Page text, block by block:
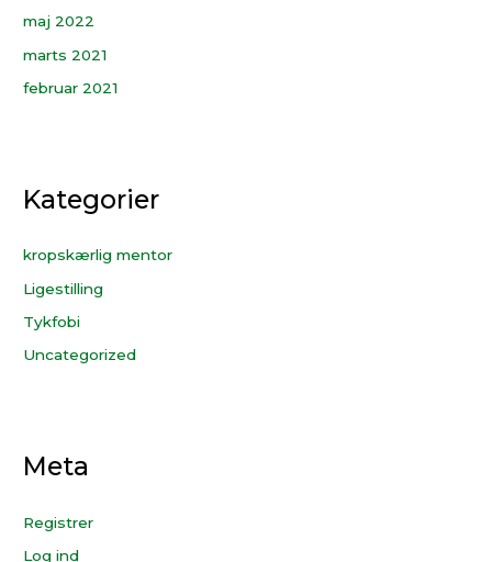
maj 2022
marts 2021
februar 2021
Kategorier
kropskærlig mentor
Ligestilling
Tykfobi
Uncategorized
Meta
Registrer
Log ind